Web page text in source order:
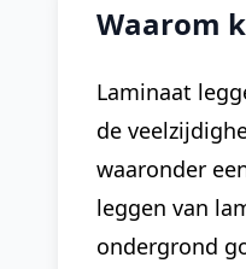
Waarom
Laminaat
de
waaronder
leggen van
ondergrond